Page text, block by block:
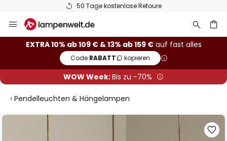
50 Tage kostenlose Retoure
Inhalt
springen
EXTRA 10% ab 109 € & 13% ab 159 €auf fast alles
Code:RABATT kopieren
WOW Week:Bis zu -70%
Pendelleuchten & Hängelampen
Zum